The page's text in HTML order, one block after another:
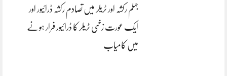
جہلم رکشہ اور ٹریلر میں تصادم رکشہ ڈرائیور اور
ایک عورت زخمی ٹریلر کا ڈرائیور فرار ہونے
میں کامیاب